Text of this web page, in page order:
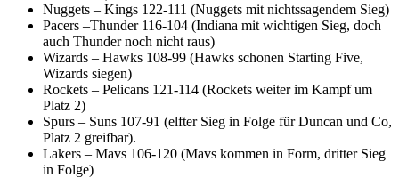
Nuggets – Kings 122-111 (Nuggets mit nichtssagendem Sieg)
Pacers –Thunder 116-104 (Indiana mit wichtigen Sieg, doch
auch Thunder noch nicht raus)
Wizards – Hawks 108-99 (Hawks schonen Starting Five,
Wizards siegen)
Rockets – Pelicans 121-114 (Rockets weiter im Kampf um
Platz 2)
Spurs – Suns 107-91 (elfter Sieg in Folge für Duncan und Co,
Platz 2 greifbar).
Lakers – Mavs 106-120 (Mavs kommen in Form, dritter Sieg
in Folge)